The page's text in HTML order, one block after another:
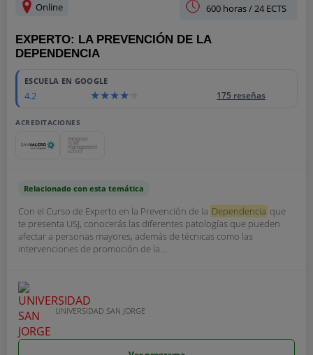
Online 600 horas / 24 ECTS
EXPERTO: LA PREVENCIÓN DE LA
DEPENDENCIA
ESCUELA EN GOOGLE
4.2 175 reseñas
ACREDITACIONES
Relacionado con esta temática
Con el Curso de Experto en la Prevención de la Dependencia que
te presenta USJ, conocerás las diferentes patologías que pueden
afectar a personas mayores, además de técnicas como las
intervenciones de promoción de la...
UNIVERSIDAD SAN JORGE